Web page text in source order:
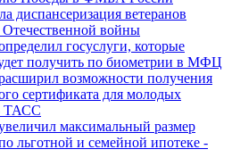
диспансеризация ветеранов
войны
госуслуги, которые
получить по биометрии в МФЦ
возможности получения
сертификата для молодых
ТАСС
максимальный размер
льготной и семейной ипотеке -